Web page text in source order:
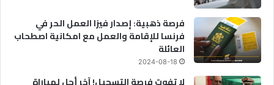
فرصة ذهبية: إصدار فيزا العمل الحر في
فرنسا للإقامة والعمل مع امكانية اصطحاب
العائلة
2024-08-18